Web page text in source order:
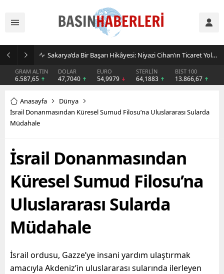
İşletmeler Neden Kiralama Modeline Yöneliyor? AVEGA’dan Esnek Temizlik Çözümü
GRAM ALTIN
6.587,65
DOLAR
47,7040
EURO
54,9979
STERLİN
64,1883
BIST 100
13.866,67
Anasayfa
Dünya
İsrail Donanmasından Küresel Sumud Filosu’na Uluslararası Sularda
Müdahale
İsrail Donanmasından
Küresel Sumud Filosu’na
Uluslararası Sularda
Müdahale
İsrail ordusu, Gazze’ye insani yardım ulaştırmak
amacıyla Akdeniz’in uluslararası sularında ilerleyen